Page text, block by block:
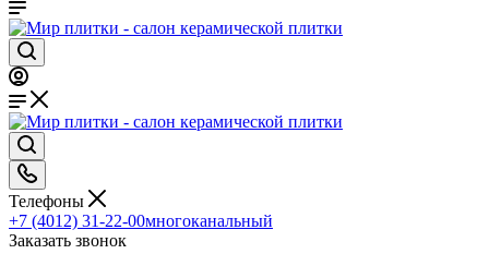
Телефоны
+7 (4012) 31-22-00многоканальный
Заказать звонок